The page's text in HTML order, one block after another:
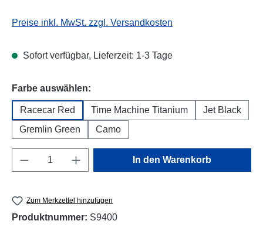
Preise inkl. MwSt. zzgl. Versandkosten
Sofort verfügbar, Lieferzeit: 1-3 Tage
Farbe auswählen:
Racecar Red Time Machine Titanium
Jet Black
Gremlin Green
Camo
Produkt Anzahl: Gib den gewünschten
In den Warenkorb
Zum Merkzettel hinzufügen
Produktnummer: S9400